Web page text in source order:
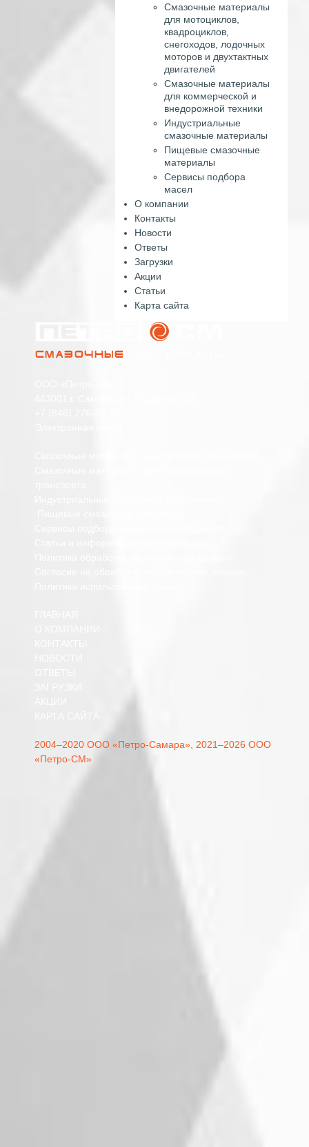
Смазочные материалы
для мотоциклов,
квадроциклов,
снегоходов, лодочных
моторов и двухтактных
двигателей
Смазочные материалы
для коммерческой и
внедорожной техники
Индустриальные
смазочные материалы
Пищевые смазочные
материалы
Сервисы подбора
масел
О компании
Контакты
Новости
Ответы
Загрузки
Акции
Статьи
Карта сайта
2004–2020 ООО «Петро-Самара», 2021–2026 ООО
«Петро-СМ»